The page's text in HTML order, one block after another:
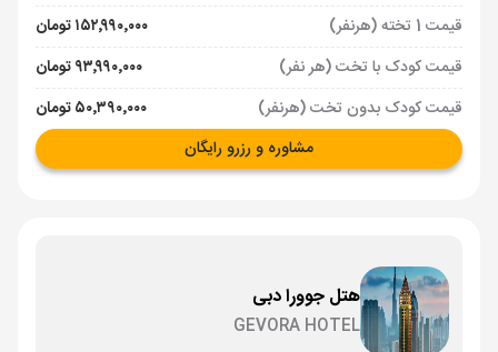
قیمت 1 تخته (هرنفر)
۱۵۲٬۹۹۰٬۰۰۰ تومان
قیمت کودک با تخت (هر نفر)
۹۳٬۹۹۰٬۰۰۰ تومان
قیمت کودک بدون تخت (هرنفر)
۵۰٬۳۹۰٬۰۰۰ تومان
مشاوره و رزرو رایگان
هتل جوورا دبی
GEVORA HOTEL